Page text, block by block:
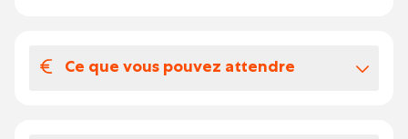
Ce que vous pouvez attendre